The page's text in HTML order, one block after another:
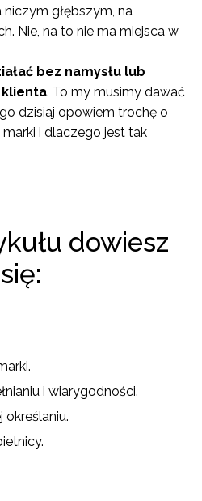
niczym głębszym, na
Nie, na to nie ma miejsca w
bez namysłu lub
klienta. To my musimy dawać
dzisiaj opowiem trochę o
i dlaczego jest tak
dowiesz
się:
i wiarygodności.
określaniu.